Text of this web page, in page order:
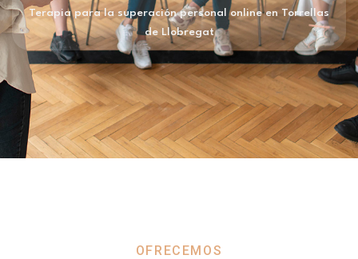
Terapia para la superación personal online en Torrellas
de Llobregat
OFRECEMOS